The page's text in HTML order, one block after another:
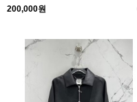
200,000원